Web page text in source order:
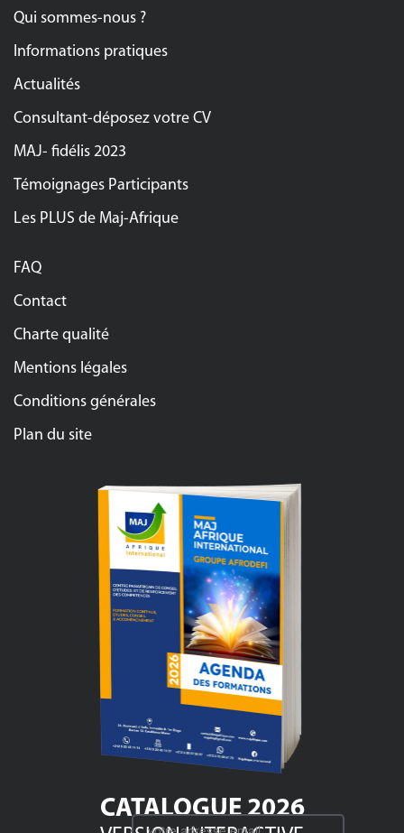
Qui sommes-nous ?
Informations pratiques
Actualités
Consultant-déposez votre CV
MAJ- fidélis 2023
Témoignages Participants
Les PLUS de Maj-Afrique
FAQ
Contact
Charte qualité
Mentions légales
Conditions générales
Plan du site
CATALOGUE 2026